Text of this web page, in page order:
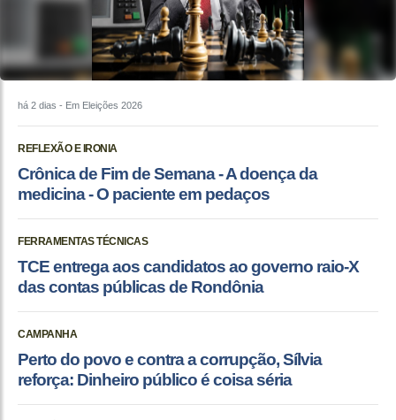
há 2 dias - Em Eleições 2026
REFLEXÃO E IRONIA
Crônica de Fim de Semana - A doença da
medicina - O paciente em pedaços
FERRAMENTAS TÉCNICAS
TCE entrega aos candidatos ao governo raio-X
das contas públicas de Rondônia
CAMPANHA
Perto do povo e contra a corrupção, Sílvia
reforça: Dinheiro público é coisa séria